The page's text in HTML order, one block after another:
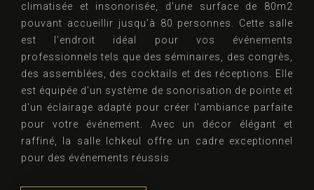
climatisée et insonorisée, d'une surface de 80m2
pouvant accueillir jusqu'à 80 personnes. Cette salle
est l'endroit idéal pour vos événements
professionnels tels que des séminaires, des congrès,
des assemblées, des cocktails et des réceptions. Elle
est équipée d'un système de sonorisation de pointe et
d'un éclairage adapté pour créer l'ambiance parfaite
pour votre événement. Avec un décor élégant et
raffiné, la salle Ichkeul offre un cadre exceptionnel
pour des événements réussis